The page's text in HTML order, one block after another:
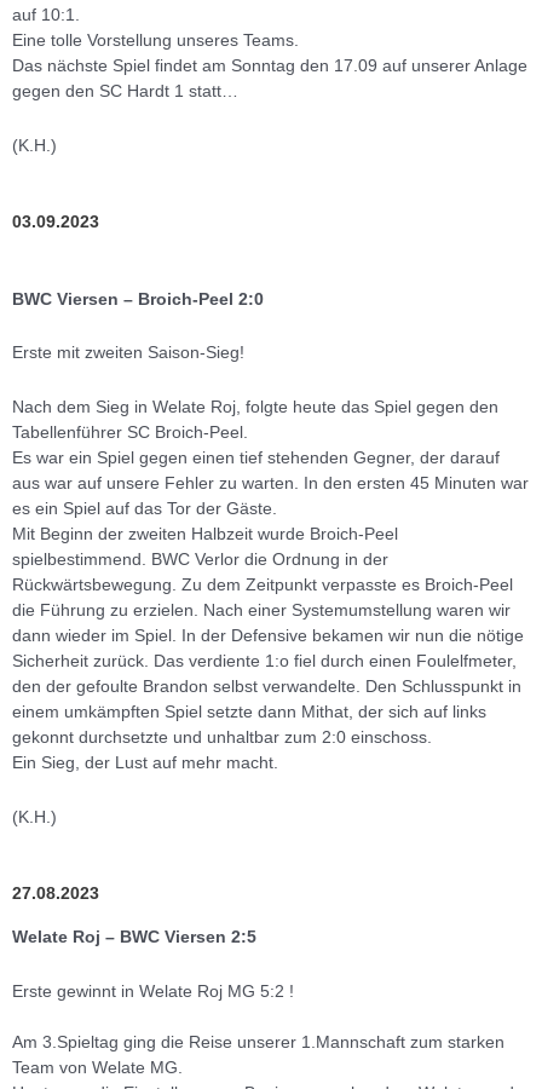
auf 10:1.
Eine tolle Vorstellung unseres Teams.
Das nächste Spiel findet am Sonntag den 17.09 auf unserer Anlage
gegen den SC Hardt 1 statt…
(K.H.)
03.09.2023
BWC Viersen – Broich-Peel 2:0
Erste mit zweiten Saison-Sieg!
Nach dem Sieg in Welate Roj, folgte heute das Spiel gegen den
Tabellenführer SC Broich-Peel.
Es war ein Spiel gegen einen tief stehenden Gegner, der darauf
aus war auf unsere Fehler zu warten. In den ersten 45 Minuten war
es ein Spiel auf das Tor der Gäste.
Mit Beginn der zweiten Halbzeit wurde Broich-Peel
spielbestimmend. BWC Verlor die Ordnung in der
Rückwärtsbewegung. Zu dem Zeitpunkt verpasste es Broich-Peel
die Führung zu erzielen. Nach einer Systemumstellung waren wir
dann wieder im Spiel. In der Defensive bekamen wir nun die nötige
Sicherheit zurück. Das verdiente 1:o fiel durch einen Foulelfmeter,
den der gefoulte Brandon selbst verwandelte. Den Schlusspunkt in
einem umkämpften Spiel setzte dann Mithat, der sich auf links
gekonnt durchsetzte und unhaltbar zum 2:0 einschoss.
Ein Sieg, der Lust auf mehr macht.
(K.H.)
27.08.2023
Welate Roj – BWC Viersen 2:5
Erste gewinnt in Welate Roj MG 5:2 !
Am 3.Spieltag ging die Reise unserer 1.Mannschaft zum starken
Team von Welate MG.